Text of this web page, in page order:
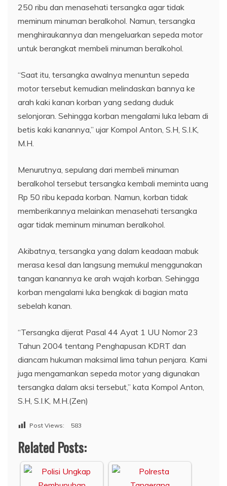
250 ribu dan menasehati tersangka agar tidak
meminum minuman beralkohol. Namun, tersangka
menghiraukannya dan mengeluarkan sepeda motor
untuk berangkat membeli minuman beralkohol.
“Saat itu, tersangka awalnya menuntun sepeda
motor tersebut kemudian melindaskan bannya ke
arah kaki kanan korban yang sedang duduk
selonjoran. Sehingga korban mengalami luka lebam di
betis kaki kanannya,” ujar Kompol Anton, S.H, S.I.K,
M.H.
Menurutnya, sepulang dari membeli minuman
beralkohol tersebut tersangka kembali meminta uang
Rp 50 ribu kepada korban. Namun, korban tidak
memberikannya melainkan menasehati tersangka
agar tidak meminum minuman beralkohol.
Akibatnya, tersangka yang dalam keadaan mabuk
merasa kesal dan langsung memukul menggunakan
tangan kanannya ke arah wajah korban. Sehingga
korban mengalami luka bengkak di bagian mata
sebelah kanan.
“Tersangka dijerat Pasal 44 Ayat 1 UU Nomor 23
Tahun 2004 tentang Penghapusan KDRT dan
diancam hukuman maksimal lima tahun penjara. Kami
juga mengamankan sepeda motor yang digunakan
tersangka dalam aksi tersebut,” kata Kompol Anton,
S.H, S.I.K, M.H.(Zen)
Post Views: 583
Related Posts: